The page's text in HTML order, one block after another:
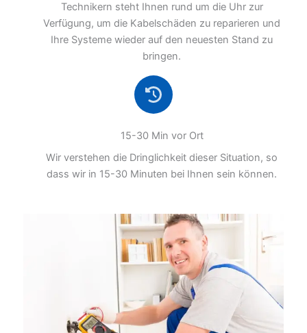
Technikern steht Ihnen rund um die Uhr zur
Verfügung, um die Kabelschäden zu reparieren und
Ihre Systeme wieder auf den neuesten Stand zu
bringen.
15-30 Min vor Ort
Wir verstehen die Dringlichkeit dieser Situation, so
dass wir in 15-30 Minuten bei Ihnen sein können.